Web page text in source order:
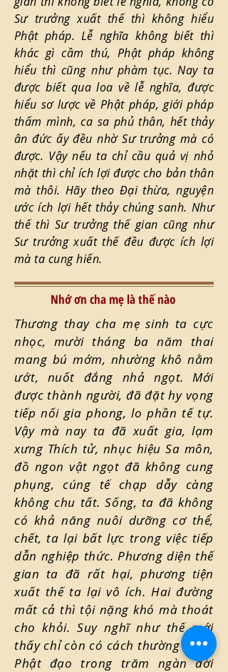
Sư trưởng xuất thế thì không hiểu
Phật pháp. Lễ nghĩa không biết thì
khác gì cầm thú, Phật pháp không
hiểu thì cũng như phàm tục. Nay ta
được biết qua loa về lễ nghĩa, được
hiểu sơ lược về Phật pháp, giới pháp
thấm mình, ca sa phủ thân, hết thảy
ân đức ấy đều nhờ Sư trưởng mà có
được. Vậy nếu ta chỉ cầu quả vị nhỏ
nhặt thì chỉ ích lợi được cho bản thân
mà thôi. Hãy theo Đại thừa, nguyện
ước ích lợi hết thảy chúng sanh. Như
thế thì Sư trưởng thế gian cũng như
Sư trưởng xuất thế đều được ích lợi
mà ta cung hiến.
Nhớ ơn cha mẹ là thế nào
Thương thay cha mẹ sinh ta cực
nhọc, mười tháng ba năm thai
mang bú mớm, nhường khô nằm
ướt, nuốt đắng nhả ngọt. Mới
được thành người, đã đặt hy vọng
tiếp nối gia phong, lo phần tế tự.
Vậy mà nay ta đã xuất gia, lạm
xưng Thích tử, nhục hiệu Sa môn,
đồ ngon vật ngọt đã không cung
phụng, cúng tế chạp dẫy càng
không chu tất. Sống, ta đã không
có khả năng nuôi dưỡng cơ thể,
chết, ta lại bất lực trong việc tiếp
dẫn nghiệp thức. Phương diện thế
gian ta đã rất hại, phương tiện
xuất thế ta lại vô ích. Hai đường
mất cả thì tội nặng khó mà thoát
cho khỏi. Suy nghĩ như thế mới
thấy chỉ còn có cách thường hành
Phật đạo trong trăm ngàn đời